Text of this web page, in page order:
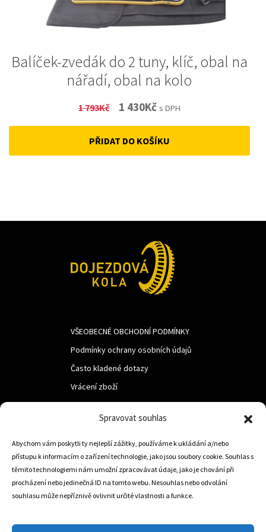
Spravovat souhlas
Abychom vám poskytli ty nejlepší zážitky, používáme k ukládání a/nebo
přístupu k informacím o zařízení technologie, jako jsou soubory cookie. Souhlas s
těmito technologiemi nám umožní zpracovávat údaje, jako je chování při
procházení nebo jedinečná ID na tomto webu. Nesouhlas nebo odvolání
souhlasu může nepříznivě ovlivnit určité vlastnosti a funkce.
Balíček-zvedák do 2 tuny, klíč, obal na
nářadí, obal na kolo
1 793Kč
Original
price
was:
1 430KčCurrent
price
is:
s DPH
PŘIDAT DO KOŠÍKU
VŠEOBECNÉ OBCHODNÍ PODMÍNKY
Podmínky ochrany osobních údajů
Často kladené dotazy
Vrácení zboží
LUF s.r.o.
Nám. M.R.Štefanika 518,
Trstená 02801